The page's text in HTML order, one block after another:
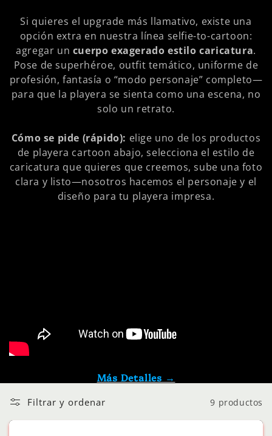
Si quieres el upgrade más llamativo, existe una
opción extra en nuestra línea selfie-to-cartoon:
agregar un cuerpo exagerado estilo caricatura.
Pose de superhéroe, outfit temático, uniforme de
profesión, fantasía o “modo personaje” completo—
para que la playera se sienta como una escena, no
solo un retrato.
Cómo se pide (rápido): elige uno de los productos
de playera cartoon abajo, selecciona el estilo de
caricatura que quieres que creemos, sube una foto
clara y listo—nosotros hacemos el personaje y el
diseño para tu playera impresa.
Más Detalles →
Filtrar y ordenar 9 productos